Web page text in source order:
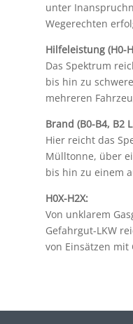
unter
Wegerechten
Hilfeleistung (H0-
Das Spektrum
bis hin zu
mehreren
Brand (B0-B4, B2
Hier reicht das
Mülltonne, über
bis hin zu einem
H0X-H2X:
Von unklarem
Gefahrgut-LKW
von Einsätzen mit